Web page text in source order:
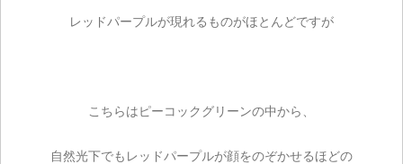
レッドパープルが現れるものがほとんどですが
こちらはピーコックグリーンの中から、
自然光下でもレッドパープルが顔をのぞかせるほどの